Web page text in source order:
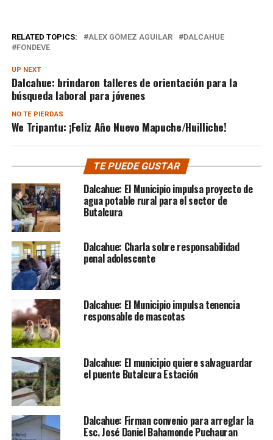
RELATED TOPICS: ALEX GÓMEZ AGUILAR
DALCAHUE
FONDEVE
UP NEXT
Dalcahue: brindaron talleres de orientación para la
búsqueda laboral para jóvenes
NO TE PIERDAS
We Tripantu: ¡Feliz Año Nuevo Mapuche/Huilliche!
TE PUEDE GUSTAR
Dalcahue: El Municipio impulsa proyecto de
agua potable rural para el sector de
Butalcura
Dalcahue: Charla sobre responsabilidad
penal adolescente
Dalcahue: El Municipio impulsa tenencia
responsable de mascotas
Dalcahue: El municipio quiere salvaguardar
el puente Butalcura Estación
Dalcahue: Firman convenio para arreglar la
Esc. José Daniel Bahamonde Puchauran